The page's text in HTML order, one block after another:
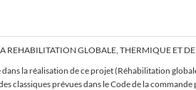
dans la réalisation de ce projet (Réhabilitation
classiques prévues dans le Code de la commande